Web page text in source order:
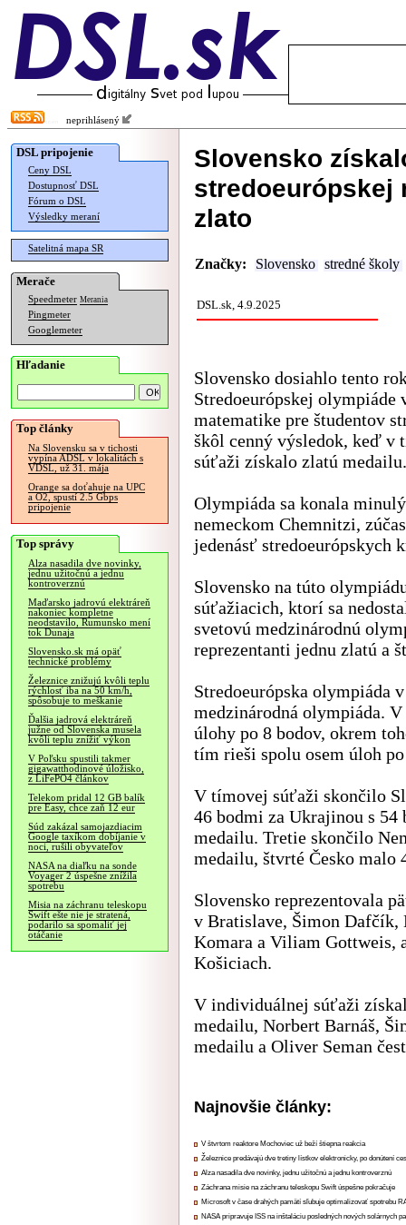
neprihlásený
DSL pripojenie
Ceny DSL
Dostupnosť DSL
Fórum o DSL
Výsledky meraní
Satelitná mapa SR
Merače
Speedmeter Merania
Pingmeter
Googlemeter
Hľadanie
Top články
Na Slovensku sa v tichosti
vypína ADSL v lokalitách s
VDSL, už 31. mája
Orange sa doťahuje na UPC
a O2, spustí 2.5 Gbps
pripojenie
Top správy
Alza nasadila dve novinky,
jednu užitočnú a jednu
kontroverznú
Maďarsko jadrovú elektráreň
nakoniec kompletne
neodstavilo, Rumunsko mení
tok Dunaja
Slovensko.sk má opäť
technické problémy
Železnice znižujú kvôli teplu
rýchlosť iba na 50 km/h,
spôsobuje to meškanie
Ďalšia jadrová elektráreň
južne od Slovenska musela
kvôli teplu znížiť výkon
V Poľsku spustili takmer
gigawatthodinové úložisko,
z LiFePO4 článkov
Telekom pridal 12 GB balík
pre Easy, chce zaň 12 eur
Súd zakázal samojazdiacim
Google taxíkom dobíjanie v
noci, rušili obyvateľov
NASA na diaľku na sonde
Voyager 2 úspešne znížila
spotrebu
Misia na záchranu teleskopu
Swift ešte nie je stratená,
podarilo sa spomaliť jej
otáčanie
Slovensko
stredoeurópskej
zlato
Značky: Slovensko stredné školy
DSL.sk, 4.9.2025
Slovensko dosiahlo tento
Stredoeurópskej olympiáde
matematike pre študentov
škôl cenný výsledok, keď v
súťaži získalo zlatú medailu.
Olympiáda sa konala
nemeckom Chemnitzi,
jedenásť stredoeurópskych
Slovensko na túto
súťažiacich, ktorí sa
svetovú medzinárodnú
reprezentanti jednu zlatú a
Stredoeurópska olympiáda
medzinárodná olympiáda.
úlohy po 8 bodov, okrem
tím rieši spolu osem úloh
V tímovej súťaži skončilo
46 bodmi za Ukrajinou s
medailu. Tretie skončilo
medailu, štvrté Česko malo
Slovensko reprezentovala
v Bratislave, Šimon Dafčík,
Komara a Viliam Gottweis,
Košiciach.
V individuálnej súťaži
medailu, Norbert Barnáš,
medailu a Oliver Seman
Najnovšie články:
V štvrtom reaktore Mochoviec už beží štiepna reakcia
Železnice predávajú dve tretiny lístkov elektronicky, po donútení
Alza nasadila dve novinky, jednu užitočnú a jednu kontroverznú
Záchrana misie na záchranu teleskopu Swift úspešne pokračuje
Microsoft v čase drahých pamätí sľubuje optimalizovať spotrebu
NASA pripravuje ISS na inštaláciu posledných nových solárnych